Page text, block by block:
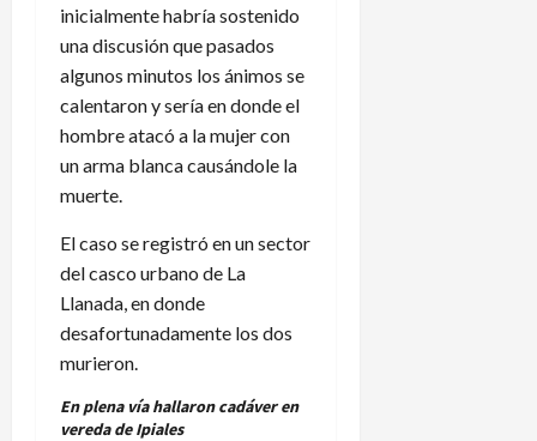
inicialmente habría sostenido
una discusión que pasados
algunos minutos los ánimos se
calentaron y sería en donde el
hombre atacó a la mujer con
un arma blanca causándole la
muerte.
El caso se registró en un sector
del casco urbano de La
Llanada, en donde
desafortunadamente los dos
murieron.
En plena vía hallaron cadáver en
vereda de Ipiales